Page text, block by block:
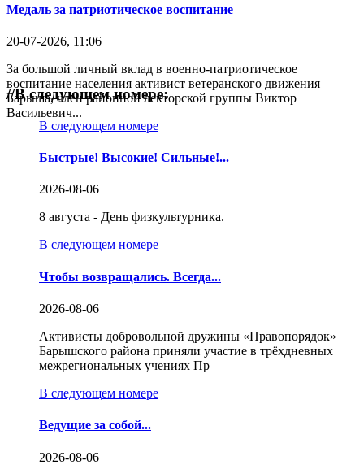
Медаль за патриотическое воспитание
20-07-2026, 11:06
За большой личный вклад в военно-патриотическое
воспитание населения активист ветеранского движения
Барыша, член районной лекторской группы Виктор
Васильевич...
//В следующем номере:
В следующем номере
Быстрые! Высокие! Сильные!...
2026-08-06
8 августа - День физкультурника.
В следующем номере
Чтобы возвращались. Всегда...
2026-08-06
Активисты добровольной дружины «Правопорядок»
Барышского района приняли участие в трёхдневных
межрегиональных учениях Пр
В следующем номере
Ведущие за собой...
2026-08-06